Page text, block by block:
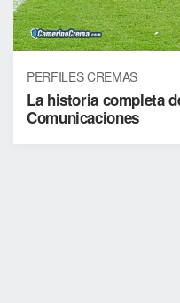
PERFILES CREMAS
La historia completa
Comunicaciones